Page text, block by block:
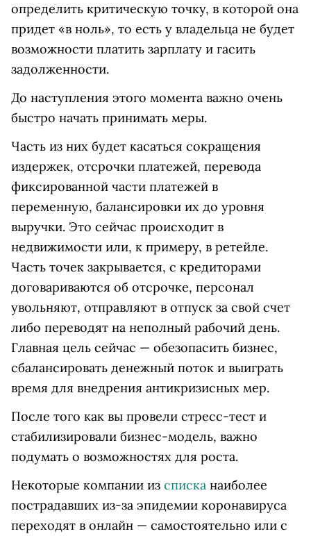
определить критическую точку, в которой она
придет «в ноль», то есть у владельца не будет
возможности платить зарплату и гасить
задолженности.
До наступления этого момента важно очень
быстро начать принимать меры.
Часть из них будет касаться сокращения
издержек, отсрочки платежей, перевода
фиксированной части платежей в
переменную, балансировки их до уровня
выручки. Это сейчас происходит в
недвижимости или, к примеру, в ретейле.
Часть точек закрывается, с кредиторами
договариваются об отсрочке, персонал
увольняют, отправляют в отпуск за свой счет
либо переводят на неполный рабочий день.
Главная цель сейчас — обезопасить бизнес,
сбалансировать денежный поток и выиграть
время для внедрения антикризисных мер.
После того как вы провели стресс-тест и
стабилизировали бизнес-модель, важно
подумать о возможностях для роста.
Некоторые компании из списка наиболее
пострадавших из-за эпидемии коронавируса
переходят в онлайн — самостоятельно или с